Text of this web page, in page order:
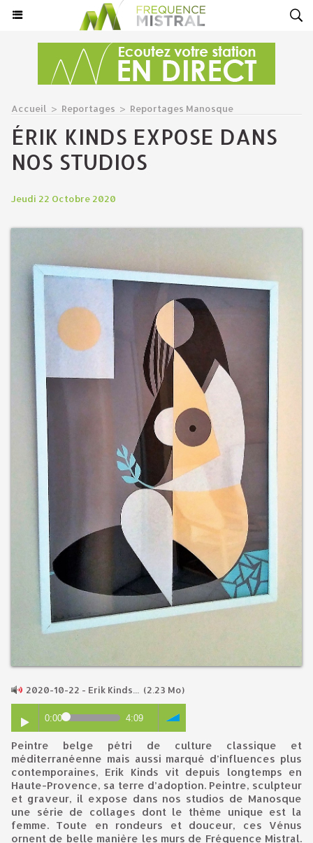
Accueil > Reportages > Reportages Manosque
ÉRIK KINDS EXPOSE DANS
NOS STUDIOS
Jeudi 22 Octobre 2020
2020-10-22 - Erik Kinds... (2.23 Mo)
0:00 4:09
Peintre belge pétri de culture classique et
méditerranéenne mais aussi marqué d’influences plus
contemporaines, Erik Kinds vit depuis longtemps en
Haute-Provence, sa terre d’adoption. Peintre, sculpteur
et graveur, il expose dans nos studios de Manosque
une série de collages dont le thème unique est la
femme. Toute en rondeurs et douceur, ces Vénus
ornent de belle manière les murs de Fréquence Mistral.